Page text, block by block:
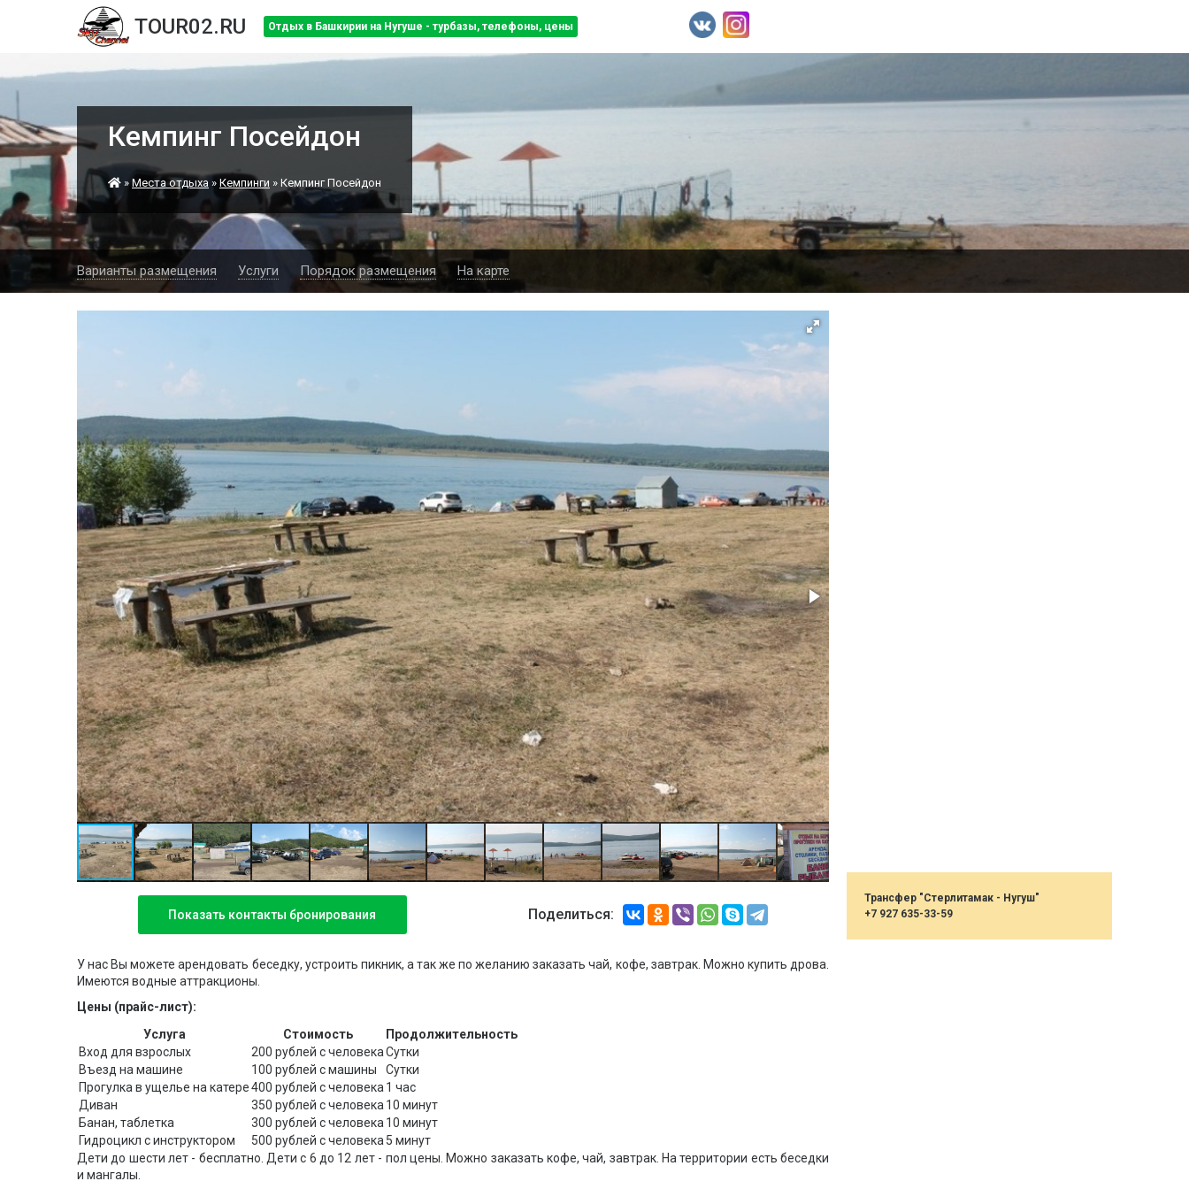
TOUR02.RU Отдых в Башкирии на Нугуше - турбазы, телефоны, цены
Кемпинг Посейдон
» Места отдыха » Кемпинги » Кемпинг Посейдон
Варианты размещения Услуги Порядок размещения На карте
Показать контакты бронирования Поделиться:
У нас Вы можете арендовать беседку, устроить пикник, а так же по желанию заказать чай, кофе, завтрак. Можно купить дрова.
Имеются водные аттракционы.
Цены (прайс-лист):
Услуга
Стоимость
Продолжительность
Вход для взрослых
200 рублей с человекаСутки
Въезд на машине
100 рублей с машины
Сутки
Прогулка в ущелье на катере400 рублей с человека 1 час
Диван
350 рублей с человека 10 минут
Банан, таблетка
300 рублей с человека 10 минут
Гидроцикл с инструктором
500 рублей с человека 5 минут
Дети до шести лет - бесплатно. Дети с 6 до 12 лет - пол цены. Можно заказать кофе, чай, завтрак. На территории есть беседки
и мангалы.
Трансфер "Стерлитамак - Нугуш"
+7 927 635-33-59